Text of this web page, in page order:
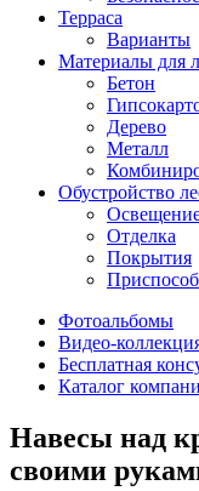
Терраса
Варианты
Материалы для
Бетон
Дерево
Металл
Обустройство
Отделка
Покрытия
Фотоальбомы
Видео-
Бесплатная
Каталог
Навесы над
своими